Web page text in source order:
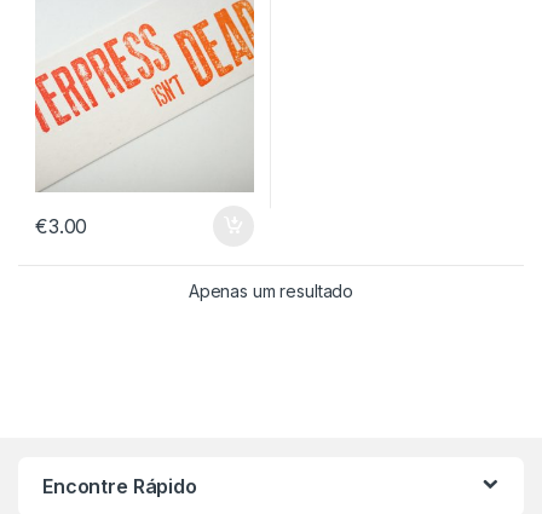
€3.00
Apenas um resultado
Encontre Rápido